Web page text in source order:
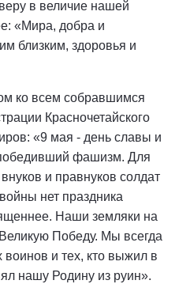
в величие нашей
«Мира, добра и
близким, здоровья и
ко всем собравшимся
Красночетайского
«9 мая - день славы и
фашизм. Для
и правнуков солдат
нет праздника
Наши земляки на
Победу. Мы всегда
и тех, кто выжил в
нашу Родину из руин».